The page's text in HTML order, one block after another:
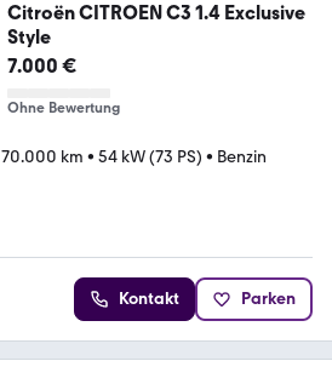
Citroën CITROEN C3 1.4 Exclusive
Style
7.000 €
Ohne Bewertung
70.000 km • 54 kW (73 PS) • Benzin
Kontakt Parken